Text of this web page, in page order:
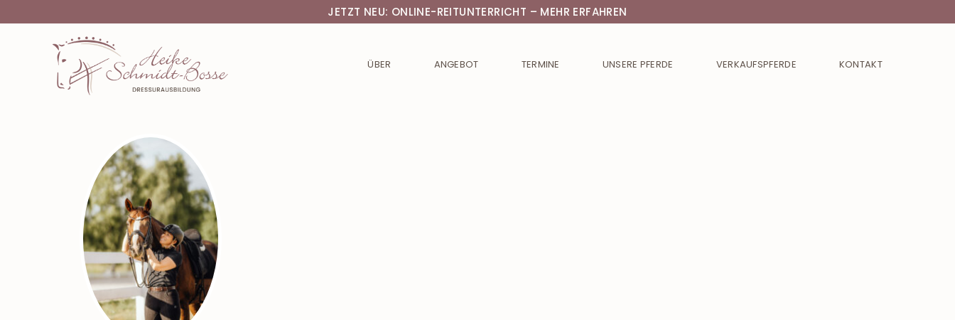
JETZT NEU: ONLINE-REITUNTERRICHT – MEHR ERFAHREN
ÜBER ANGEBOT TERMINE UNSERE PFERDE VERKAUFSPFERDE KONTAKT